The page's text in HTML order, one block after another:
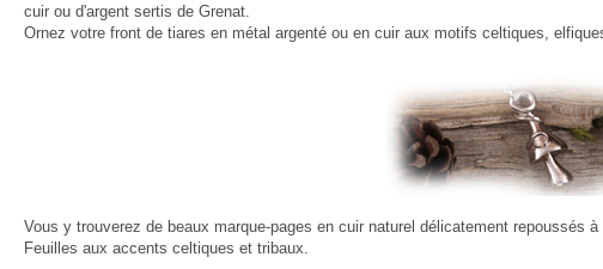
cuir ou d'argent sertis de Grenat.
Ornez votre front de tiares en métal argenté ou en cuir aux motifs celtiques,
Vous y trouverez de beaux marque-pages en cuir naturel délicatement repoussés
Feuilles aux accents celtiques et tribaux.